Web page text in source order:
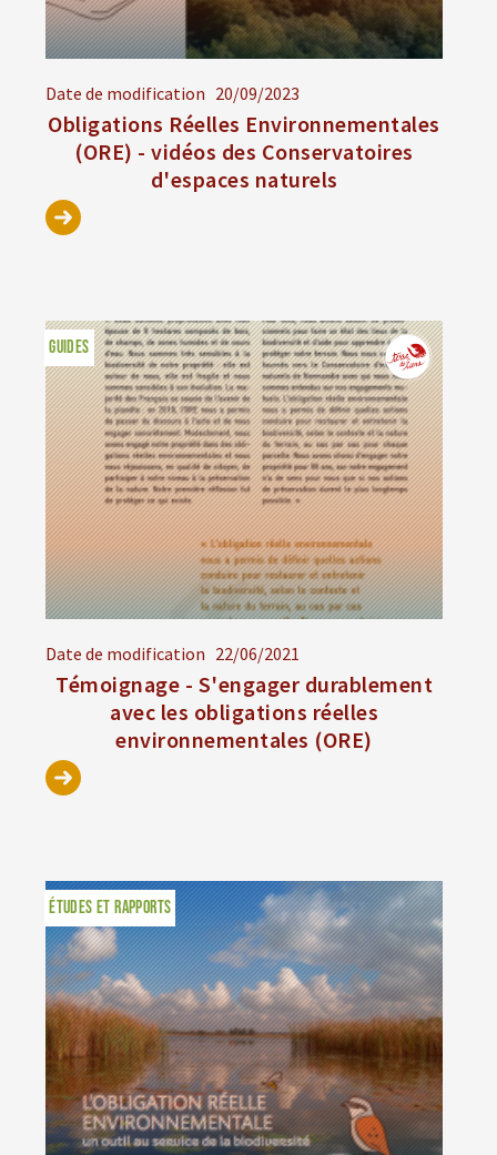
Date de modification 20/09/2023
Obligations Réelles Environnementales
(ORE) - vidéos des Conservatoires
d'espaces naturels
Date de modification 22/06/2021
Témoignage - S'engager durablement
avec les obligations réelles
environnementales (ORE)
GUIDES
ÉTUDES ET RAPPORTS